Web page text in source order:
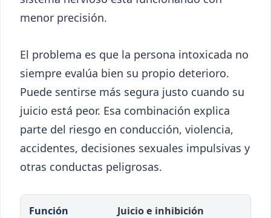
menor precisión.
El problema es que la persona intoxicada no
siempre evalúa bien su propio deterioro.
Puede sentirse más segura justo cuando su
juicio está peor. Esa combinación explica
parte del riesgo en conducción, violencia,
accidentes, decisiones sexuales impulsivas y
otras conductas peligrosas.
Función afectada Área o sistema
Juicio e inhibición